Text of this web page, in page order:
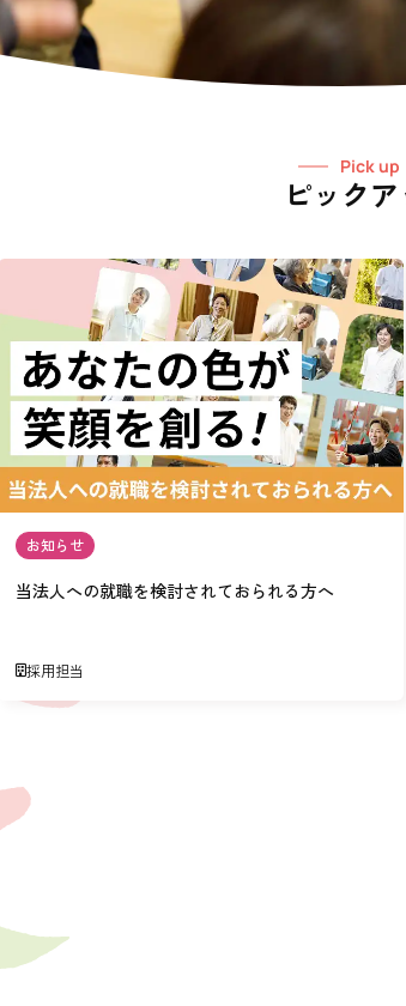
Pick up
ピック
お知らせ
当法人への就職を検討されておられる方へ
採用担当